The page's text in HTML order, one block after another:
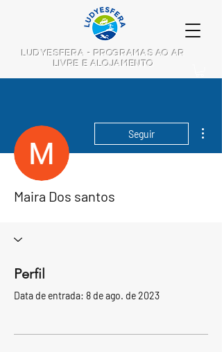
LUDYESFERA - PROGRAMAS AO AR
LIVRE E ALOJAMENTO
Seguir
Maira Dos santos
Perfil
Data de entrada: 8 de ago. de 2023